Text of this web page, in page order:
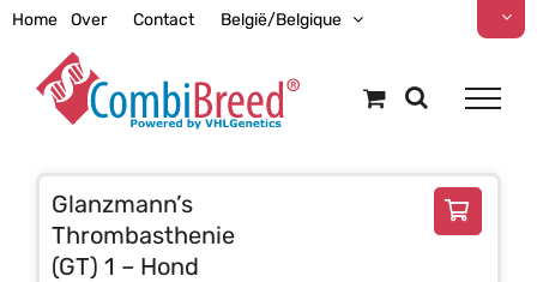
Ga
inhoud
Home Over Contact België/Belgique
Glanzmann’s
Thrombasthenie
(GT) 1 – Hond